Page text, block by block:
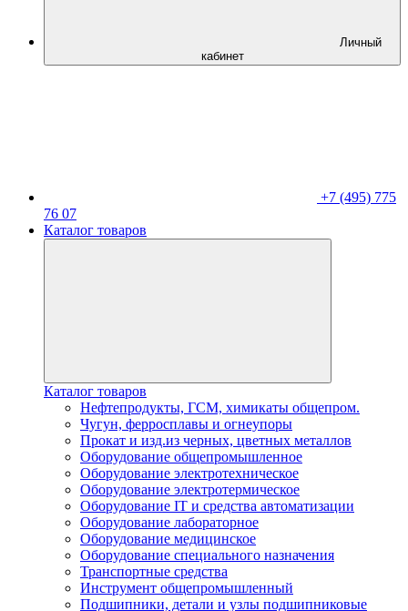
Личный
кабинет
+7 (495) 775
76 07
Каталог товаров
Каталог товаров
Нефтепродукты, ГСМ, химикаты общепром.
Чугун, ферросплавы и огнеупоры
Прокат и изд.из черных, цветных металлов
Оборудование общепромышленное
Оборудование электротехническое
Оборудование электротермическое
Оборудование IT и средства автоматизации
Оборудование лабораторное
Оборудование медицинское
Оборудование специального назначения
Транспортные средства
Инструмент общепромышленный
Подшипники, детали и узлы подшипниковые